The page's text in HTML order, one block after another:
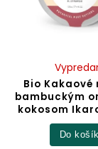
Bio Kakaové
bambuckým
kokosom
Do